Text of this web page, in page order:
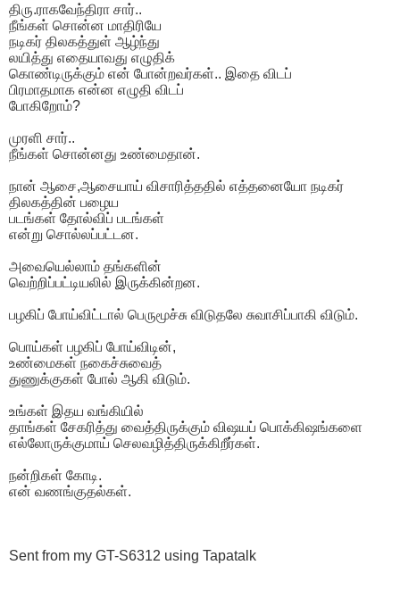
திரு.ராகவேந்திரா சார்..
நீங்கள் சொன்ன மாதிரியே
நடிகர் திலகத்துள் ஆழ்ந்து
லயித்து எதையாவது எழுதிக்
கொண்டிருக்கும் என் போன்றவர்கள்.. இதை விடப்
பிரமாதமாக என்ன எழுதி விடப்
போகிறோம்?
முரளி சார்..
நீங்கள் சொன்னது உண்மைதான்.
நான் ஆசை,ஆசையாய் விசாரித்ததில் எத்தனையோ நடிகர்
திலகத்தின் பழைய
படங்கள் தோல்விப் படங்கள்
என்று சொல்லப்பட்டன.
அவையெல்லாம் தங்களின்
வெற்றிப்பட்டியலில் இருக்கின்றன.
பழகிப் போய்விட்டால் பெருமூச்சு விடுதலே சுவாசிப்பாகி விடும்.
பொய்கள் பழகிப் போய்விடின்,
உண்மைகள் நகைச்சுவைத்
துணுக்குகள் போல் ஆகி விடும்.
உங்கள் இதய வங்கியில்
தாங்கள் சேகரித்து வைத்திருக்கும் விஷயப் பொக்கிஷங்களை
எல்லோருக்குமாய் செலவழித்திருக்கிறீர்கள்.
நன்றிகள் கோடி.
என் வணங்குதல்கள்.
Sent from my GT-S6312 using Tapatalk